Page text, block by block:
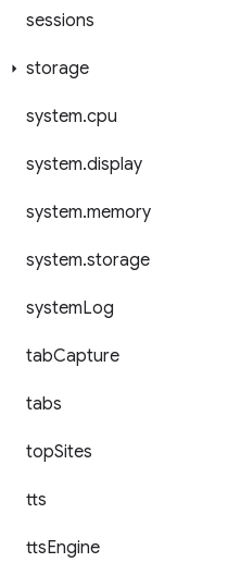
sessions
storage
system.cpu
system.display
system.memory
system.storage
systemLog
tabCapture
tabs
topSites
tts
ttsEngine